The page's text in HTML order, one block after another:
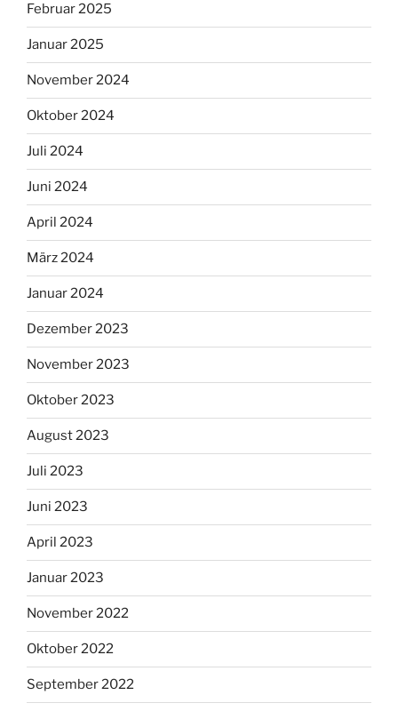
Februar 2025
Januar 2025
November 2024
Oktober 2024
Juli 2024
Juni 2024
April 2024
März 2024
Januar 2024
Dezember 2023
November 2023
Oktober 2023
August 2023
Juli 2023
Juni 2023
April 2023
Januar 2023
November 2022
Oktober 2022
September 2022